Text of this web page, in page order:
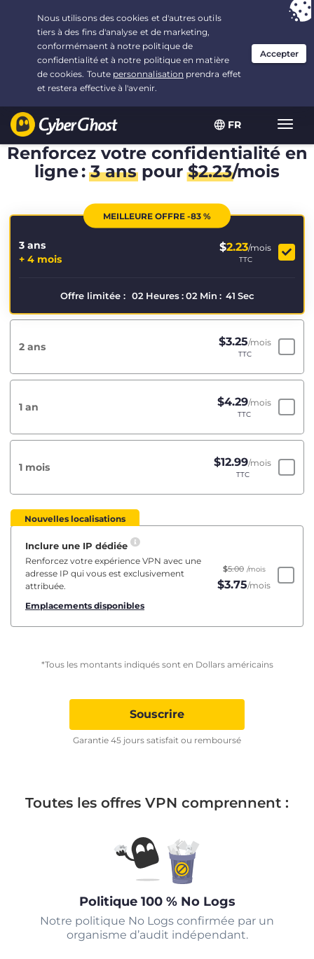
FR
Vous avez opté pour :L'offre la plus avantageuse
3.3333333333333 ans à $2.23/mois
Renforcez votre confidentialité en
ligne :3 anspour$2.23/mois
MEILLEURE OFFRE -83 %
3 ans
+ 4 mois
$2.23/mois
TTC
Offre limitée : 02 Heures : 02 Min : 41 Sec
2 ans $3.25/mois
TTC
1 an $4.29/mois
TTC
1 mois $12.99/mois
TTC
Nouvelles localisations
Inclure une IP dédiée
Renforcez votre expérience VPN avec une
adresse IP qui vous est exclusivement
attribuée.
Emplacements disponibles
$5.00 /mois
$3.75/mois
*Tous les montants indiqués sont en Dollars américains
Souscrire
Garantie 45 jours satisfait ou remboursé
Toutes les offres VPN comprennent :
Politique 100 % No Logs
Notre politique No Logs confirmée par un
organisme d’audit indépendant.